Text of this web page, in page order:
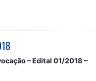
– Edital 01/2018 –